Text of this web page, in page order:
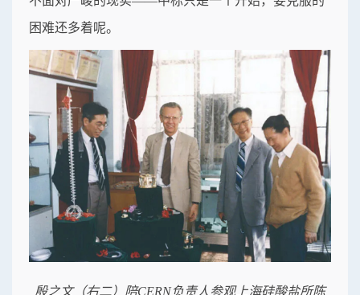
困难还多着呢。
殷之文（右二）陪CERN负责人参观上海硅酸盐所陈